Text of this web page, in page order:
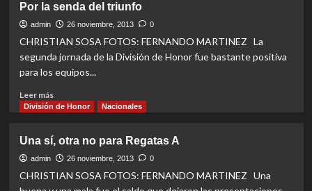
mendocinos
avanzan
de
ronda
Por la senda del triunfo
admin 26 noviembre, 2013 0
CHRISTIAN SOSA FOTOS: FERNANDO MARTINEZ La
segunda jornada de la División de Honor fue bastante positiva
para los equipos...
Leer másRead
more
la
senda
del
División de Honor Nacionales
Una sí, otra no para Regatas A
admin 26 noviembre, 2013 0
CHRISTIAN SOSA FOTOS: FERNANDO MARTINEZ Una